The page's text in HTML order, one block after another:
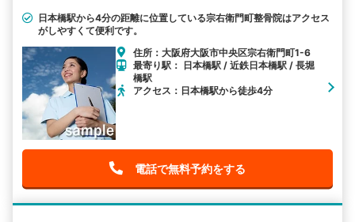
日本橋駅から4分の距離に位置している宗右衛門町整骨院はアクセス
がしやすくて便利です。
住所：大阪府大阪市中央区宗右衛門町1-6
最寄り駅： 日本橋駅 / 近鉄日本橋駅 / 長堀
橋駅
アクセス：日本橋駅から徒歩4分
電話で無料予約をする